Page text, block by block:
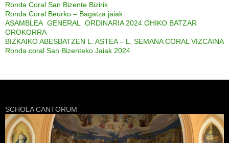
Ronda Coral San Bizente Bizirik
Ronda Coral Beurko – Bagatza jaiak
ASAMBLEA GENERAL ORDINARIA 2024 OHIKO BATZAR
OROKORRA
BIZKAIKO ABESBATZEN L. ASTEA – L. SEMANA CORAL VIZCAINA
Ronda coral San Bizenteko Jaiak 2024
SCHOLA CANTORUM